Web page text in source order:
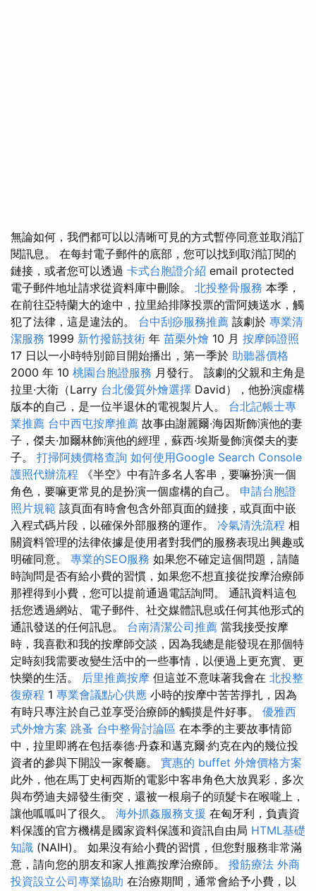
無論如何，我們都可以以清晰可見的方式暫停同意並取消訂
閱訊息。 在每封電子郵件的底部，您可以找到取消訂閱的
鏈接，或者您可以透過 卡式台胞證介紹 email protected
電子郵件地址請求從資料庫中刪除。 北投整骨服務 本季，
在前往亞特蘭大的途中，拉里給排隊投票的雷阿姨送水，觸
犯了法律，這是違法的。 台中刮痧服務推薦 該劇於 專業清
潔服務 1999 新竹撥筋技術 年 苗栗外燴 10 月 按摩師證照
17 日以一小時特別節目開始播出，第一季於 助聽器價格
2000 年 10 桃園台胞證服務 月發行。 該劇的父親和主角是
拉里·大衛（Larry 台北優質外燴選擇 David），他扮演虛構
版本的自己，是一位半退休的電視製片人。 台北記帳士專
業推薦 台中西屯按摩推薦 故事由謝麗爾·海因斯飾演他的妻
子，傑夫·加爾林飾演他的經理，蘇西·埃斯曼飾演傑夫的妻
子。 打掃阿姨價格查詢 如何使用Google Search Console
護照代辦流程 《半空》中有許多名人客串，要嘛扮演一個
角色，要嘛更常見的是扮演一個虛構的自己。 申請台胞證
照片規範 該頁面有時會包含外部頁面的鏈接，或頁面中嵌
入程式碼片段，以確保外部服務的運作。 冷氣清洗流程 相
關資料管理的法律依據是使用者對我們的服務表現出興趣或
明確同意。 專業的SEO服務 如果您不確定這個問題，請隨
時詢問是否有給小費的習慣，如果您不想直接從按摩治療師
那裡得到小費，您可以提前通過電話詢問。 通訊資料這包
括您透過網站、電子郵件、社交媒體訊息或任何其他形式的
通訊發送的任何訊息。 台南清潔公司推薦 當我接受按摩
時，我喜歡和我的按摩師交談，因為我總是能發現在那個特
定時刻我需要改變生活中的一些事情，以便過上更充實、更
快樂的生活。 后里推薦按摩 但這並不意味著我會在 北投整
復療程 1 專業會議點心供應 小時的按摩中苦苦掙扎，因為
有時只專注於自己並享受治療師的觸摸是件好事。 優雅西
式外燴方案 跳蚤 台中整骨討論區 在本季的主要故事情節
中，拉里即將在包括泰德·丹森和邁克爾·約克在內的幾位投
資者的參與下開設一家餐廳。 實惠的 buffet 外燴價格方案
此外，他在馬丁史柯西斯的電影中客串角色大放異彩，多次
與布勞迪夫婦發生衝突，還被一根扇子的頭髮卡在喉嚨上，
讓他呱呱叫了很久。 海外抓姦服務支援 在匈牙利，負責資
料保護的官方機構是國家資料保護和資訊自由局 HTML基礎
知識 (NAIH)。 如果沒有給小費的習慣，但您對服務非常滿
意，請向您的朋友和家人推薦按摩治療師。 撥筋療法 外商
投資設立公司專業協助 在治療期間，通常會給予小費，以